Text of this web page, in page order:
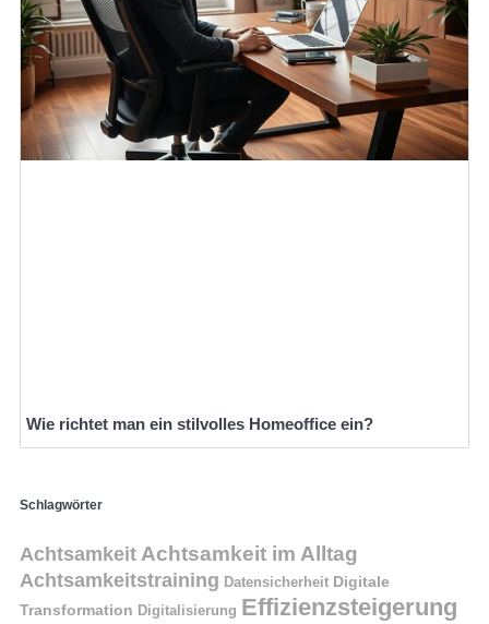
Wie richtet man ein stilvolles Homeoffice ein?
Schlagwörter
Achtsamkeit Achtsamkeit im Alltag
Achtsamkeitstraining Datensicherheit Digitale
Transformation Digitalisierung Effizienzsteigerung